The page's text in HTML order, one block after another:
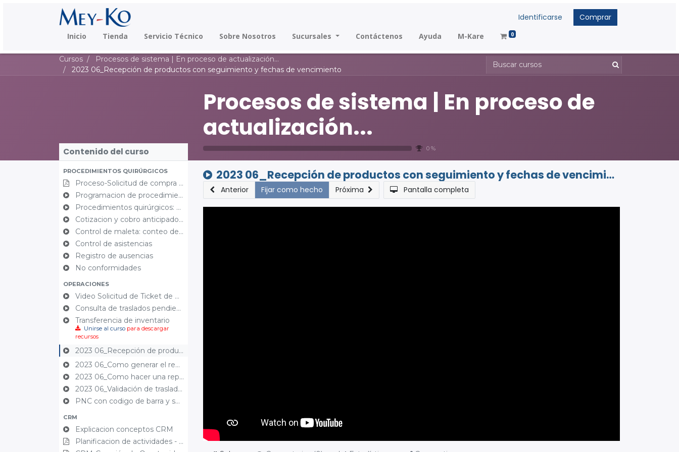
Identificarse Comprar
Inicio Tienda Servicio Técnico Sobre Nosotros Sucursales Contáctenos Ayuda M-Kare 0
Cursos
Procesos de sistema | En proceso de actualización...
2023 06_Recepción de productos con seguimiento y fechas de vencimiento
Procesos de sistema | En proceso de
actualización...
0 %
Contenido del curso
PROCEDIMIENTOS QUIRÚRGICOS
Proceso-Solicitud de compra de productos
Programacion de procedimientos quirurgicos
Procedimientos quirúrgicos: Ejecución
Cotizacion y cobro anticipado procedimiento
Control de maleta: conteo de inventario
Control de asistencias
Registro de ausencias
No conformidades
OPERACIONES
Video Solicitud de Ticket de Usuario a Servicio Técnico
Consulta de traslados pendientes de realizar
Transferencia de inventario
Unirse al curso para descargar
recursos
2023 06_Recepción de productos con seguimiento y fechas de vencimiento
2023 06_Como generar el reporte de abastecimiento desde Odoo
2023 06_Como hacer una reposición de inventario usando un Excel.
2023 06_Validación de traslados de una reposición
PNC con codigo de barra y solicitudes de traslado
CRM
Explicacion conceptos CRM
Planificacion de actividades - CRM
2023 06_Recepción de productos con seguimiento y fechas de vencimiento
Anterior Fijar como hecho Próxima Pantalla completa